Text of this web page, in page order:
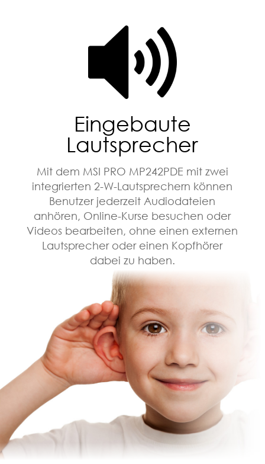
Eingebaute
Lautsprecher
Mit dem MSI PRO MP242PDE mit zwei
integrierten 2-W-Lautsprechern können
Benutzer jederzeit Audiodateien
anhören, Online-Kurse besuchen oder
Videos bearbeiten, ohne einen externen
Lautsprecher oder einen Kopfhörer
dabei zu haben.